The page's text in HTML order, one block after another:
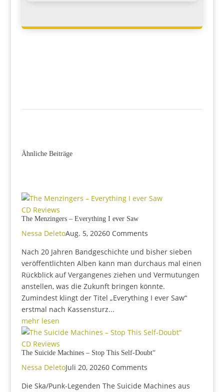
Ähnliche Beiträge
CD Reviews
The Menzingers – Everything I ever Saw
Nessa DeletoAug. 5, 20260 Comments
Nach 20 Jahren Bandgeschichte und bisher sieben
veröffentlichten Alben kann man durchaus mal einen
Rückblick auf Vergangenes ziehen und Vermutungen
anstellen, was die Zukunft bringen könnte.
Zumindest klingt der Titel „Everything I ever Saw“
erstmal nach Kassensturz...
mehr lesen
CD Reviews
The Suicide Machines – Stop This Self-Doubt“
Nessa DeletoJuli 20, 20260 Comments
Die Ska/Punk-Legenden The Suicide Machines aus